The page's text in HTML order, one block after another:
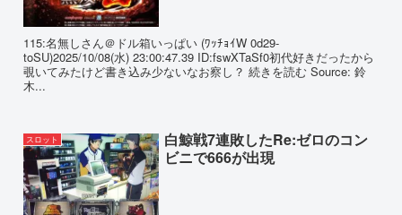
115:名無しさん＠ドル箱いっぱい (ﾜｯﾁｮｲW 0d29-
toSU)2025/10/08(水) 23:00:47.39 ID:fswXTaSf0初代好きだったから
覗いてみたけど書き込み少ないなお察し？ 続きを読む Source: 鈴
木...
スロット
白鯨戦7連敗したRe:ゼロのコン
ビニで666が出現